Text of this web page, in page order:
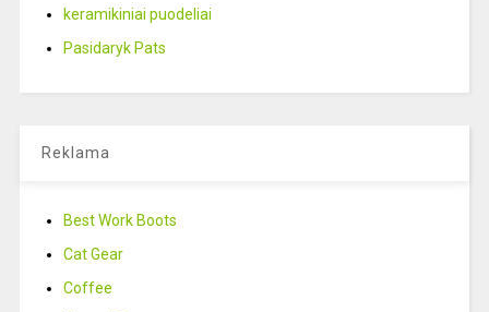
keramikiniai puodeliai
Pasidaryk Pats
Reklama
Best Work Boots
Cat Gear
Coffee